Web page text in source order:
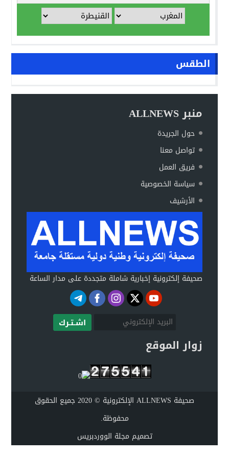
الطقس
منبر ALLNEWS
حول الجريدة
تواصل معنا
فريق العمل
سياسة الخصوصية
الأرشيف
صحيفة إلكترونية إخبارية شاملة متجددة على مدار الساعة
اشـتـرك
زوار الموقع
صحيفة ALLNEWS الإلكترونية © 2020 جميع الحقوق
محفوظة.
تصميم مجلة الووردبريس